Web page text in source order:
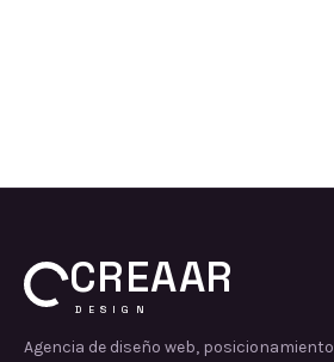
CREAAR
DESIGN
Agencia de diseño web, posicionamiento